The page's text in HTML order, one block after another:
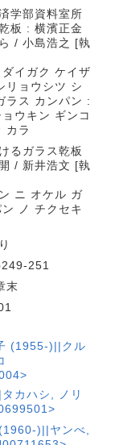
学部資料室所
板 : 横濱正金
/ 小島浩之 [執
ダイガク ケイザ
リョウシツ シ
ラス カンパン :
ウキン ギンコ
カラ
るガラス乾板
/ 新井浩文 [執
ニ オケル ガ
ノ チクセキ
251
末
(1955-)||クル
カハシ, ノリ
)||ヤンべ,